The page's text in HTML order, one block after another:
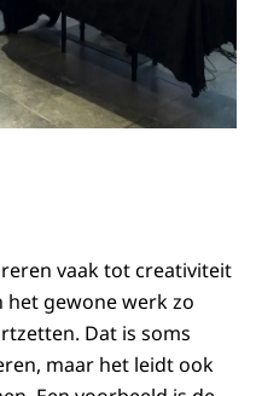
vaak tot creativiteit
gewone werk zo
Dat is soms
maar het leidt ook